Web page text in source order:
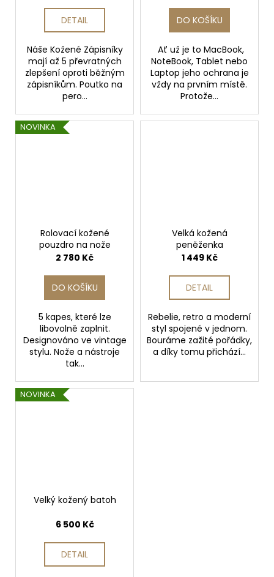
DETAIL
Náše Kožené Zápisníky
mají až 5 převratných
zlepšení oproti běžným
zápisníkům. Poutko na
pero...
DO KOŠÍKU
Ať už je to MacBook,
NoteBook, Tablet nebo
Laptop jeho ochrana je
vždy na prvním místě.
Protože...
NOVINKA
Rolovací kožené
pouzdro na nože
2 780 Kč
DO KOŠÍKU
5 kapes, které lze
libovolně zaplnit.
Designováno ve vintage
stylu. Nože a nástroje
tak...
Velká kožená
peněženka
1 449 Kč
DETAIL
Rebelie, retro a moderní
styl spojené v jednom.
Bouráme zažité pořádky,
a díky tomu přichází...
NOVINKA
Velký kožený batoh
6 500 Kč
DETAIL